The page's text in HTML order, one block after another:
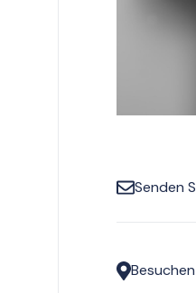
Senden